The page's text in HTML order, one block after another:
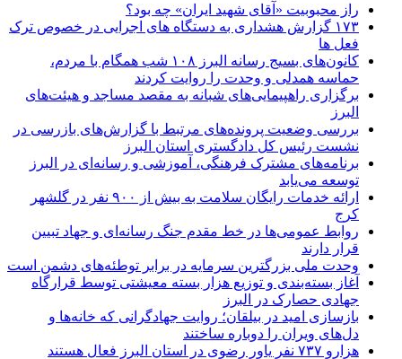
راز محبوبیت «آقای شهید ایران» چه بود؟
۱۷۳ گزارش هشداری به دستگاه های اجرایی در خصوص ترک
فعل ها
کانون‌های بسیج رسانه البرز ۱۰۸ شب همگام با مردم،
حماسه همدلی و وحدت را روایت کردند
برگزاری راهپیمایی‌های شبانه به مقصد مساجد و هیئت‌های
البرز
بررسی وضعیت پرونده‌های مرتبط با گزارش‌های بازرسی در
نشست رئیس کل دادگستری استان البرز
برنامه‌های مشترک فرهنگی، آموزشی و رسانه‌ای در البرز
توسعه می‌یابد
ارائه خدمات رایگان سلامت به بیش از ۹۰۰ نفر در گلشهر
کرج
روابط عمومی‌ها در خط مقدم جنگ رسانه‌ای و جهاد تبیین
قرار دارند
وحدت ملی بزرگترین سرمایه در برابر توطئه‌های دشمن است
آغاز بسته‌بندی و توزیع هزار بسته معیشتی توسط قرارگاه
جهادی حصارک در البرز
بازسازی امید در بیلقان؛ روایت جهادگرانی که خانه‌ها و
دل‌های ویران را دوباره ساختند
هزارو ۷۳۷ نفر یاور رضوی در استان البرز فعال هستند